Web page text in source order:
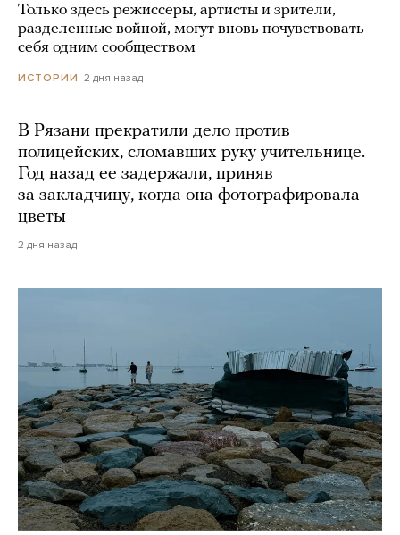
Только здесь режиссеры, артисты и зрители,
разделенные войной, могут вновь почувствовать
себя одним сообществом
ИСТОРИИ 2 дня назад
В Рязани прекратили дело против
полицейских, сломавших руку учительнице.
Год назад ее задержали, приняв
за закладчицу, когда она фотографировала
цветы
2 дня назад